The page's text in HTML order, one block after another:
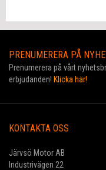
PRENUMERERA PÅ
Prenumerera på vårt
erbjudanden! Klicka här!
KONTAKTA OSS
Järvsö Motor AB
Industrivägen 22